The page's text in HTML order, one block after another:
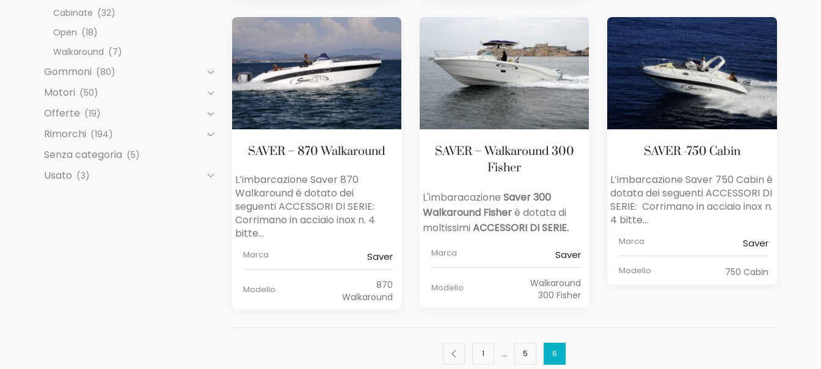
SAVER – 870 Walkaround
L’imbarcazione Saver 870
Walkaround é dotato dei
seguenti ACCESSORI DI SERIE:
Corrimano in acciaio inox n. 4
bitte...
Marca Saver
Modello
870
Walkaround
SAVER – Walkaround 300
Fisher
L'imbaracazione Saver 300
Walkaround Fisherè dotata di
moltissimi ACCESSORI DI SERIE.
Marca Saver
Modello
Walkaround
300 Fisher
SAVER -750 Cabin
L’imbarcazione Saver 750 Cabin é
dotata dei seguenti ACCESSORI DI
SERIE: Corrimano in acciaio inox n.
4 bitte...
Marca Saver
Modello 750 Cabin
1 … 5 6
Cabinate (32)
Open (18)
Walkaround (7)
Gommoni (80)
Motori (50)
Offerte (19)
Rimorchi (194)
Senza categoria (5)
Usato (3)